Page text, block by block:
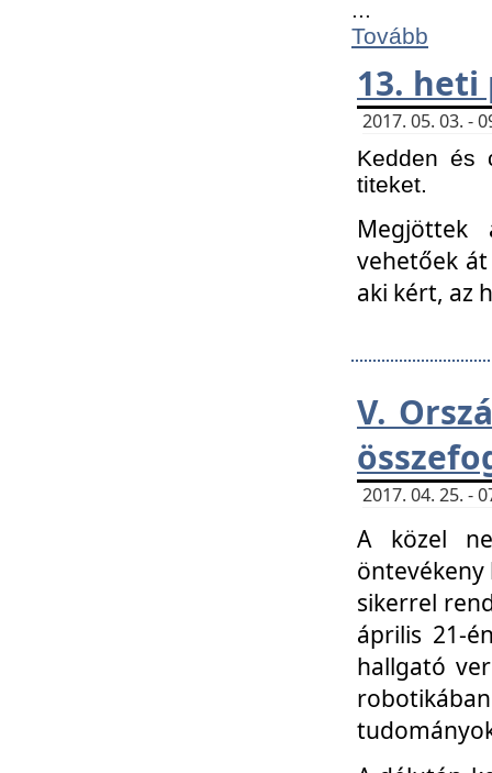
Tovább
13.
2017. 05. 03. -
Kedden és
titeket.
Megjöttek
vehetőek
aki kért, az
V.
2017. 04. 25. -
A közel
öntevékeny
sikerrel
április 21-
hallgató